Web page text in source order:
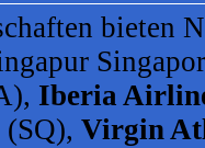
bieten
Iberia
(SQ), Virgin